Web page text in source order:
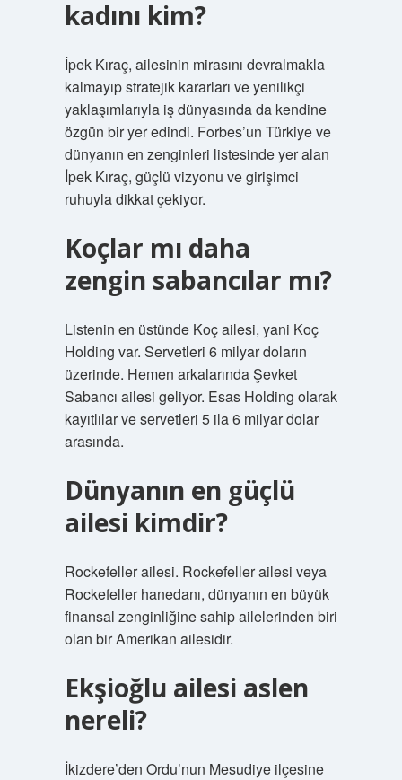
kadını kim?
İpek Kıraç, ailesinin mirasını devralmakla
kalmayıp stratejik kararları ve yenilikçi
yaklaşımlarıyla iş dünyasında da kendine
özgün bir yer edindi. Forbes’un Türkiye ve
dünyanın en zenginleri listesinde yer alan
İpek Kıraç, güçlü vizyonu ve girişimci
ruhuyla dikkat çekiyor.
Koçlar mı daha
zengin sabancılar mı?
Listenin en üstünde Koç ailesi, yani Koç
Holding var. Servetleri 6 milyar doların
üzerinde. Hemen arkalarında Şevket
Sabancı ailesi geliyor. Esas Holding olarak
kayıtlılar ve servetleri 5 ila 6 milyar dolar
arasında.
Dünyanın en güçlü
ailesi kimdir?
Rockefeller ailesi. Rockefeller ailesi veya
Rockefeller hanedanı, dünyanın en büyük
finansal zenginliğine sahip ailelerinden biri
olan bir Amerikan ailesidir.
Ekşioğlu ailesi aslen
nereli?
İkizdere’den Ordu’nun Mesudiye ilçesine